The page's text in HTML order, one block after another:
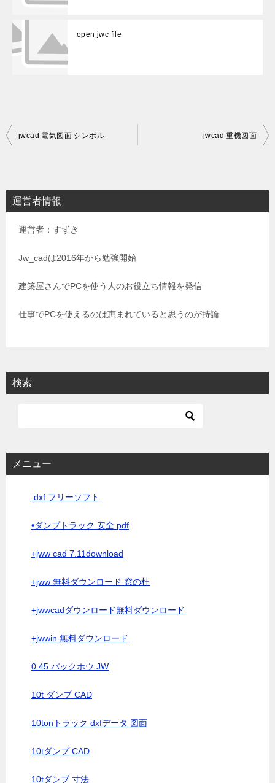
open jwc file
投
ビ
ゲ
jwcad 電気図面 シンボル jwcad 重機図面
運営者情報
運営者：すずき
Jw_cadは2016年から勉強開始
建築屋さんでPCを使う人のお役立ち情報を発信
仕事でPCを使えるのは恵まれていると思うのが持論
検索
メニュー
.dxf フリーソフト
•ダンプトラック 安全 pdf
+jww cad 7.11download
+jww 無料ダウンロード 窓の杜
+jwwcadダウンロード無料ダウンロード
+jwwin 無料ダウンロード
0.45 バックホウ JW
10t ダンプ CAD
10tonトラック dxfデータ 図面
10tダンプ CAD
10tダンプ 寸法